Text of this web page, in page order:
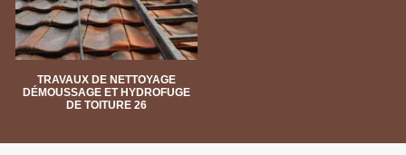
TRAVAUX DE NETTOYAGE
DÉMOUSSAGE ET HYDROFUGE
DE TOITURE 26